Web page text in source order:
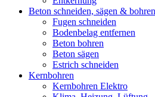
Beton schneiden, sägen & bohren
Fugen schneiden
Bodenbelag entfernen
Beton bohren
Beton sägen
Estrich schneiden
Kernbohren
Kernbohren Elektro